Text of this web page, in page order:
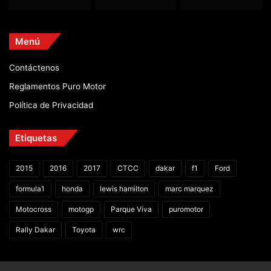
Menú
Contáctenos
Reglamentos Puro Motor
Política de Privacidad
Etiquetas
2015 2016 2017 CTCC dakar f1 Ford
formula1 honda lewis hamilton marc marquez
Motocross motogp Parque Viva puromotor
Rally Dakar Toyota wrc